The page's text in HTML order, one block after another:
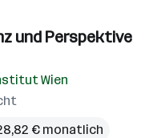
und Perspektive
Wien
€ monatlich